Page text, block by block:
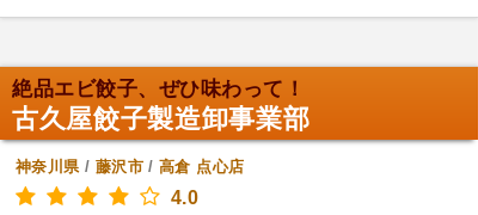
絶品エビ餃子、ぜひ味わって！
古久屋餃子製造卸事業部
神奈川県/ 藤沢市/高倉 点心店
4.0